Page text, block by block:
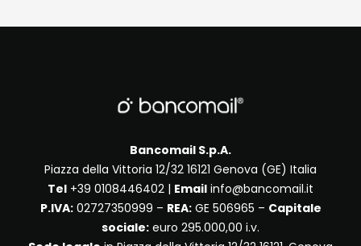
Bancomail S.p.A.
Piazza della Vittoria 12/32 16121 Genova (GE) Italia
Tel +39 0108446402 | Email info@bancomail.it
P.IVA:02727350999 – REA:GE 506965 – Capitale
sociale: euro 295.000,00 i.v.